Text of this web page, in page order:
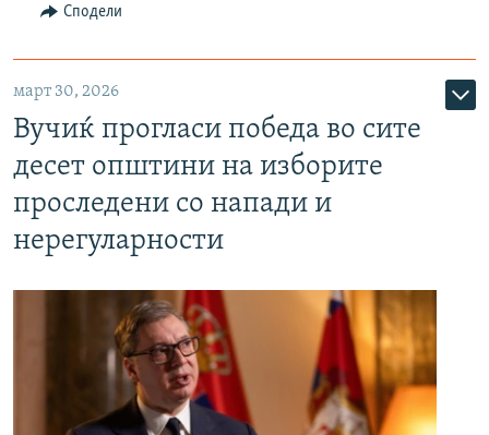
Сподели
март 30, 2026
Вучиќ прогласи победа во сите
десет општини на изборите
проследени со напади и
нерегуларности